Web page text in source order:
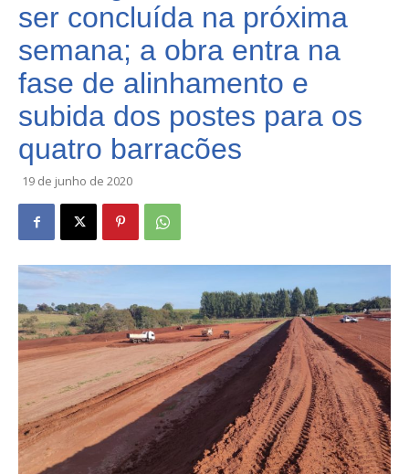
ser concluída na próxima
semana; a obra entra na
fase de alinhamento e
subida dos postes para os
quatro barracões
19 de junho de 2020